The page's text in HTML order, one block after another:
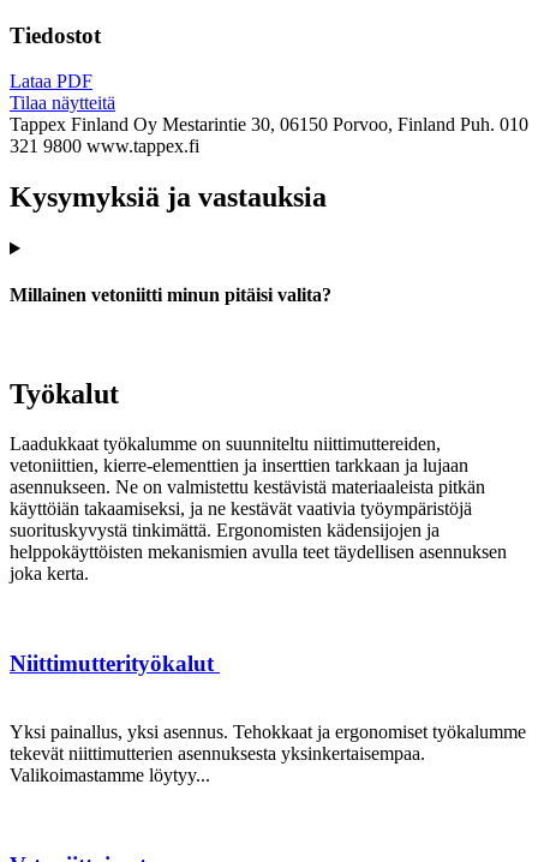
Tiedostot
Lataa PDF
Tilaa näytteitä
Tappex Finland Oy Mestarintie 30, 06150 Porvoo, Finland Puh. 010
321 9800 www.tappex.fi
Kysymyksiä ja vastauksia
Millainen vetoniitti minun pitäisi valita?
Työkalut
Laadukkaat työkalumme on suunniteltu niittimuttereiden,
vetoniittien, kierre-elementtien ja inserttien tarkkaan ja lujaan
asennukseen. Ne on valmistettu kestävistä materiaaleista pitkän
käyttöiän takaamiseksi, ja ne kestävät vaativia työympäristöjä
suorituskyvystä tinkimättä. Ergonomisten kädensijojen ja
helppokäyttöisten mekanismien avulla teet täydellisen asennuksen
joka kerta.
Niittimutterityökalut
Yksi painallus, yksi asennus. Tehokkaat ja ergonomiset työkalumme
tekevät niittimutterien asennuksesta yksinkertaisempaa.
Valikoimastamme löytyy...